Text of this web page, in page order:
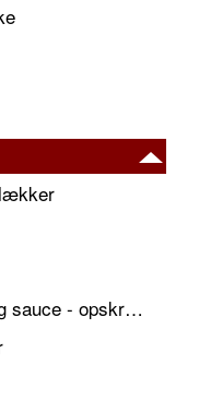
Andesteg med æbler, svesker og sauce - opskrift også til jul